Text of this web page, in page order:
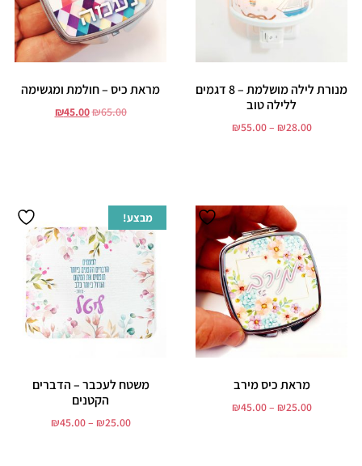
מנורת לילה מושלמת – 8 דגמים
ללילה טוב
₪28.00
–
₪55.00
מראת כיס – חולמת ומגשימה
₪65.00
₪45.00
מראת כיס מירב
₪25.00
–
₪45.00
מבצע!
משטח לעכבר – הדברים
הקטנים
₪25.00
–
₪45.00